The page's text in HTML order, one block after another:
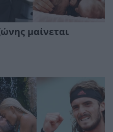
μαίνεται